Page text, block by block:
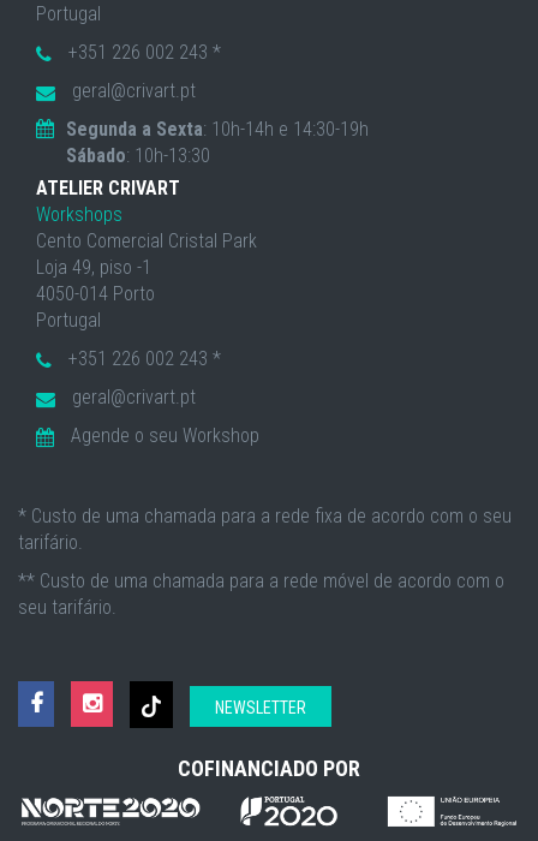
Portugal
+351 226 002 243 *
geral@crivart.pt
Segunda a Sexta: 10h-14h e 14:30-19h
Sábado: 10h-13:30
ATELIER CRIVART
Workshops
Cento Comercial Cristal Park
Loja 49, piso -1
4050-014 Porto
Portugal
+351 226 002 243 *
geral@crivart.pt
Agende o seu Workshop
* Custo de uma chamada para a rede fixa de acordo com o seu
tarifário.
** Custo de uma chamada para a rede móvel de acordo com o
seu tarifário.
NEWSLETTER
COFINANCIADO POR